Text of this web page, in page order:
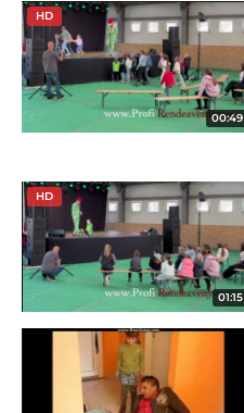
HD
00:49
HD
01:15